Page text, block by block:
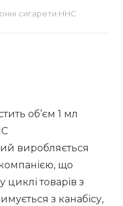
сигарети HHC
об’єм 1 мл
виробляється
що
циклі товарів з
з канабісу,